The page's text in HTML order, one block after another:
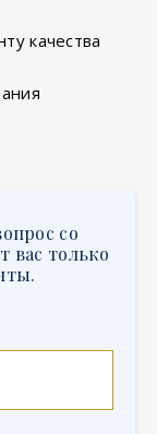
качества
со
вас только